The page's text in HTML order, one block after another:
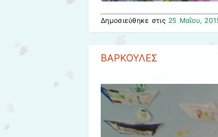
Δημοσιεύθηκε στις 25 Μαΐου,
ΒΑΡΚΟΥΛΕΣ